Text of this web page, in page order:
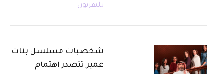
تليفزيون
شخصيات مسلسل بنات
عمير تتصدر اهتمام